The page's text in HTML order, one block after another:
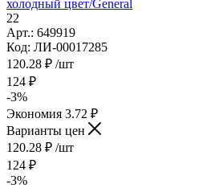
холодный цвет/General
22
Арт.: 649919
Код: ЛИ-00017285
120.28 ₽ /шт
124 ₽
-3%
Экономия 3.72 ₽
Варианты цен
120.28 ₽ /шт
124 ₽
-3%